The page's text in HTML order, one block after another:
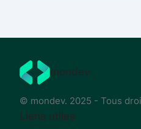
mondev
© mondev. 2025 - Tous
Liens utiles